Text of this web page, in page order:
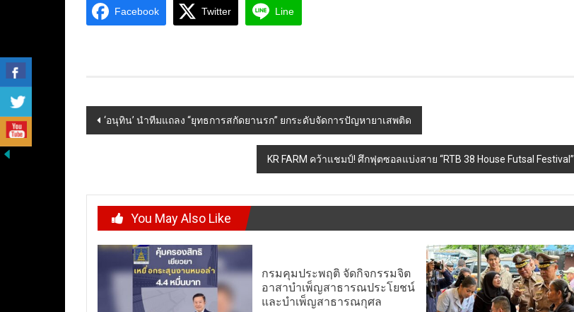
Facebook Twitter Line
Post
‘อนุทิน’ นำทีมแถลง “ยุทธการสกัดยานรก” ยกระดับจัดการปัญหายาเสพติด
KR FARM คว้าแชมป์! ศึกฟุตซอลแบ่งสาย “RTB 38 House Futsal Festival”
You May Also Like
กรมคุมประพฤติ จัดกิจกรรมจิต
อาสาบำเพ็ญสาธารณประโยชน์
และบำเพ็ญสาธารณกุศล